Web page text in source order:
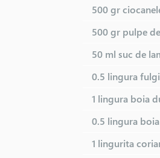
500 gr
500 gr pulpe
50 ml suc de
0.5 lingura
1 lingura boia
0.5 lingura
1 lingurita